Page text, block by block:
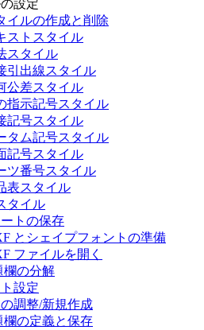
設定
イルの作成と削除
ストスタイル
スタイル
引出線スタイル
公差スタイル
指示記号スタイル
記号スタイル
タム記号スタイル
記号スタイル
ツ番号スタイル
表スタイル
タイル
トの保存
とシェイプフォントの準備
ファイルを開く
欄の分解
設定
調整/新規作成
欄の定義と保存